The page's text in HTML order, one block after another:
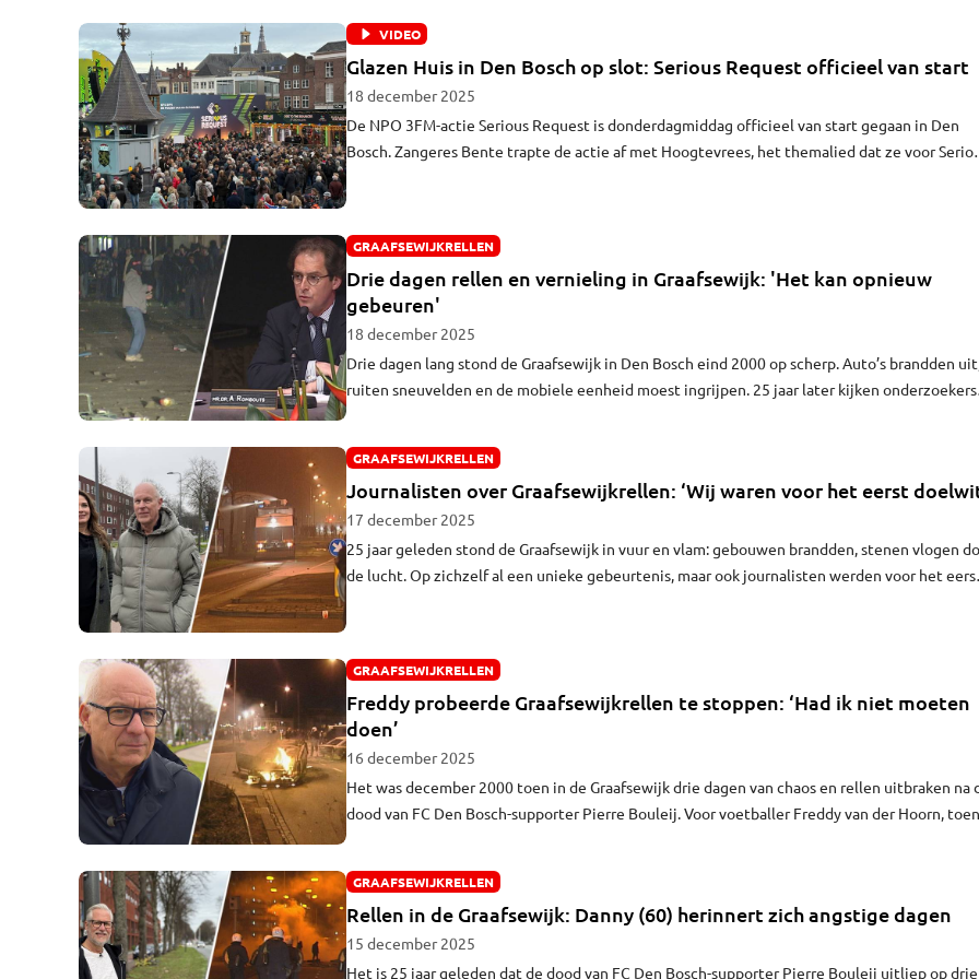
VIDEO
Glazen Huis in Den Bosch op slot: Serious Request officieel van start
18 december 2025
De NPO 3FM-actie Serious Request is donderdagmiddag officieel van start gegaan in Den
Bosch. Zangeres Bente trapte de actie af met Hoogtevrees, het themalied dat ze voor
GRAAFSEWIJKRELLEN
Drie dagen rellen en vernieling in Graafsewijk: 'Het kan opnieuw
gebeuren'
18 december 2025
Drie dagen lang stond de Graafsewijk in Den Bosch eind 2000 op scherp. Auto’s brandden
ruiten sneuvelden en de mobiele eenheid moest ingrijpen. 25 jaar later kijken onderzoekers
GRAAFSEWIJKRELLEN
Journalisten over Graafsewijkrellen: ‘Wij waren voor het eerst
17 december 2025
25 jaar geleden stond de Graafsewijk in vuur en vlam: gebouwen brandden, stenen vlogen
de lucht. Op zichzelf al een unieke gebeurtenis, maar ook journalisten werden voor het
GRAAFSEWIJKRELLEN
Freddy probeerde Graafsewijkrellen te stoppen: ‘Had ik niet moeten
doen’
16 december 2025
Het was december 2000 toen in de Graafsewijk drie dagen van chaos en rellen uitbraken na
dood van FC Den Bosch-supporter Pierre Bouleij. Voor voetballer Freddy van der Hoorn, toen
GRAAFSEWIJKRELLEN
Rellen in de Graafsewijk: Danny (60) herinnert zich angstige dagen
15 december 2025
Het is 25 jaar geleden dat de dood van FC Den Bosch-supporter Pierre Bouleij uitliep op drie